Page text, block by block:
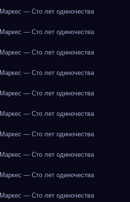
— Сто лет одиночества
— Сто лет одиночества
— Сто лет одиночества
— Сто лет одиночества
— Сто лет одиночества
— Сто лет одиночества
— Сто лет одиночества
— Сто лет одиночества
— Сто лет одиночества
— Сто лет одиночества